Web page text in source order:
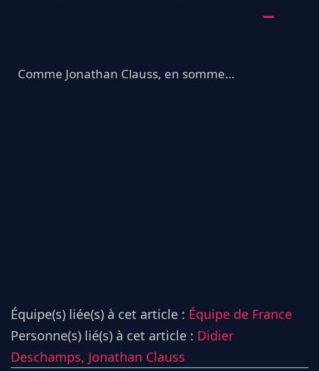
Comme Jonathan Clauss, en somme…
Équipe(s) liée(s) à cet article : Équipe de France
Personne(s) lié(s) à cet article : Didier
Deschamps, Jonathan Clauss